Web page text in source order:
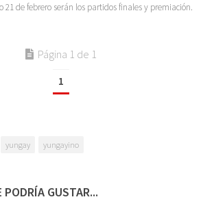
21 de febrero serán los partidos finales y premiación.
Página 1 de 1
1
yungay yungayino
GUSTAR...